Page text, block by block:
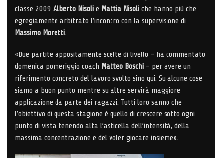
classe 2009 Alberto Nisoli e Mattia Nisoli che hanno più che
egregiamente arbitrato l’incontro con la supervisione di
Massimo Moretti.
«Due partite appositamente scelte di livello – ha commentato
domenica pomeriggio coach Matteo Boschi – per avere un
riferimento concreto del lavoro svolto sino qui. Su alcune cose
siamo a buon punto mentre su altre servirà maggiore
applicazione da parte dei ragazzi. Tutti loro sanno che
l’obiettivo di questa stagione è quello di crescere sotto ogni
punto di vista tenendo alta l’asticella dell’intensità, della
massima concentrazione e del voler giocare insieme».